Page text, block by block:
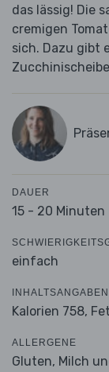
das lässig! Die
cremigen
sich. Dazu gibt
DAUER
15 - 20 Minuten
einfach
Kalorien 758,
ALLERGENE
Gluten, Milch